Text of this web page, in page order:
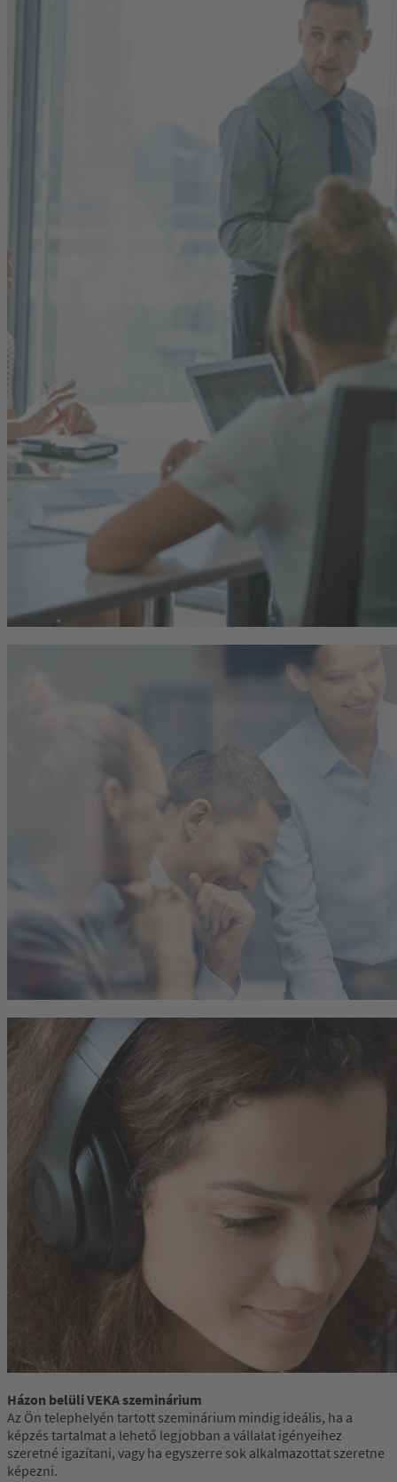
Házon belüli VEKA szeminárium
Az Ön telephelyén tartott szeminárium mindig ideális, ha a
képzés tartalmat a lehető legjobban a vállalat igényeihez
szeretné igazítani, vagy ha egyszerre sok alkalmazottat szeretne
képezni.